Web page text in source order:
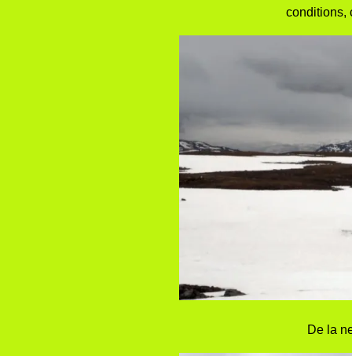
conditions,
De la